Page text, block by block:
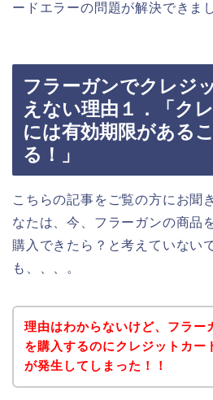
ードエラーの問題が解決できま
フラーガンでクレジ
えない理由１．「ク
には有効期限がある
る！」
こちらの記事をご覧の方にお聞
なたは、今、フラーガンの商品
購入できたら？と考えていない
も、、、。
理由はわからないけど、フラー
を購入するのにクレジットカー
が発生してしまった！！